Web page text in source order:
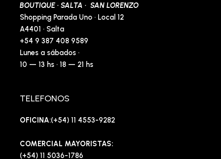
BOUTIQUE · SALTA · SAN LORENZO
Shopping Parada Uno · Local 12
A4401 · Salta
+54 9 387 408 9589
Lunes a sábados ·
10 — 13 hs · 18 — 21 hs
TELEFONOS
OFICINA:(+54) 11 4553-9282
COMERCIAL MAYORISTAS:
(+54) 11 5036-1786